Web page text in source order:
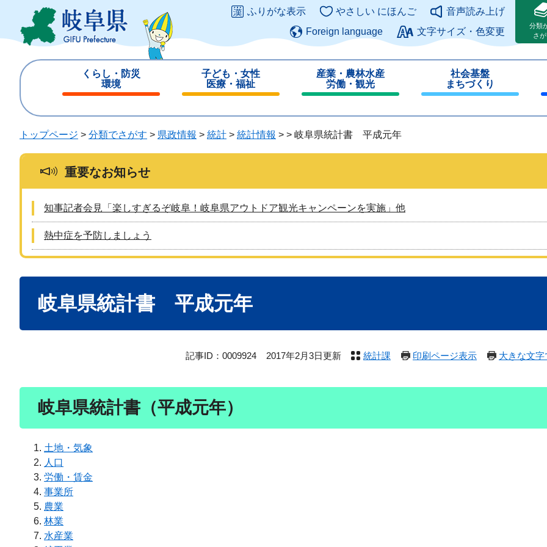
ジ
ュ
このページの本文へ
ふりがな表示 やさしい にほんご
音声読み上げ
Foreign language
文字サイズ・色変更
分類
さ
くらし・防災
環境
じ
子ども・女性
医療・福祉
じ
る
産業・農林水産
労働・観光
じ
る
社会基盤
まちづくり
じ
トップページ > 分類でさがす > 県政情報 > 統計 > 統計情報 > > 岐阜県統計書 平成元年
重要なお知らせ
知事記者会見「楽しすぎるぞ岐阜！岐阜県アウトドア観光キャンペーンを実施」他
熱中症を予防しましょう
岐阜県統計書 平成元年
記事ID：0009924 2017年2月3日更新 統計課 印刷ページ表示 大きな文
岐阜県統計書（平成元年）
土地・気象
人口
労働・賃金
事業所
農業
林業
水産業